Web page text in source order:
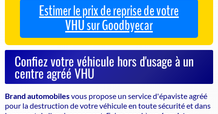
Estimer le prix de reprise de votre
VHU sur Goodbyecar
Confiez votre véhicule hors d'usage à un
centre agréé VHU
Brand automobilesvous propose un service d'épaviste agréé
pour la destruction de votre véhicule en toute sécurité et dans